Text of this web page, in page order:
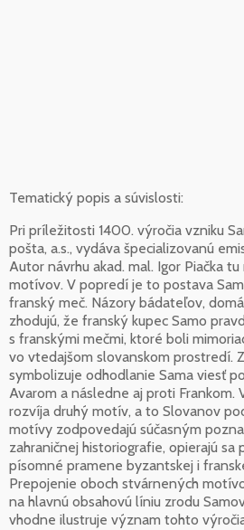
Tematický popis a súvislosti:
Pri príležitosti 1400. výročia vzniku
pošta, a.s., vydáva špecializovanú
Autor návrhu akad. mal. Igor Piačka
motívov. V popredí je to postava
franský meč. Názory bádateľov,
zhodujú, že franský kupec Samo
s franskými mečmi, ktoré boli
vo vtedajšom slovanskom prostredí.
symbolizuje odhodlanie Sama viesť
Avarom a následne aj proti Frankom.
rozvíja druhý motív, a to Slovanov
motívy zodpovedajú súčasným
zahraničnej historiografie, opierajú sa
písomné pramene byzantskej i
Prepojenie oboch stvárnených
na hlavnú obsahovú líniu zrodu
vhodne ilustruje význam tohto